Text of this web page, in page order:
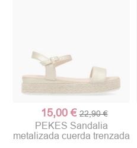
15,00 € 22,90 €
PEKES Sandalia
metalizada cuerda trenzada